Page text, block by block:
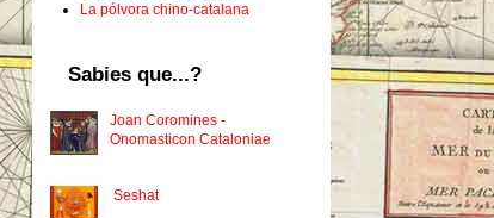
La pólvora chino-catalana
Sabies que...?
Joan Coromines -
Onomasticon Cataloniae
Seshat